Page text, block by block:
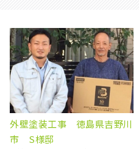
外壁塗装工事 屋根塗装工
事 徳島県阿南市 S様邸